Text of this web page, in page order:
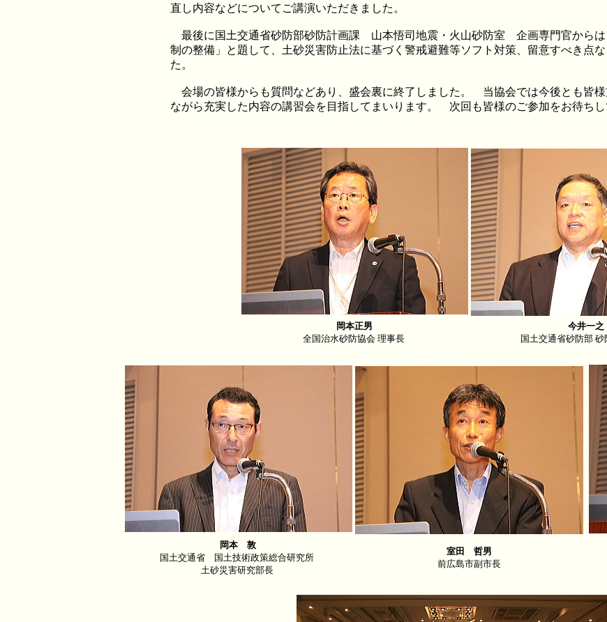
直し内容などについてご講演いただきました。
最後に国土交通省砂防部砂防計画課 山本悟司地震・火山砂防室 企画専門官からは
制の整備」と題して、土砂災害防止法に基づく警戒避難等ソフト対策、留意すべき点
た。
会場の皆様からも質問などあり、盛会裏に終了しました。 当協会では今後とも皆様
ながら充実した内容の講習会を目指してまいります。 次回も皆様のご参加をお待ちし
岡本正男
全国治水砂防協会 理事長
今井一之
国土交通省砂防部
岡本 敦
国土交通省 国土技術政策総合研究所
土砂災害研究部長
室田 哲男
前広島市副市長